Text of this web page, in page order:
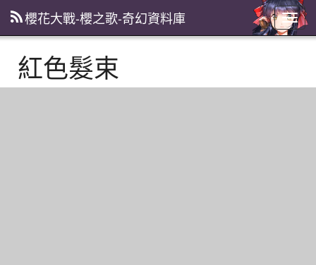
主
選
櫻花大戰-櫻之歌-奇幻資料庫
紅色髮束